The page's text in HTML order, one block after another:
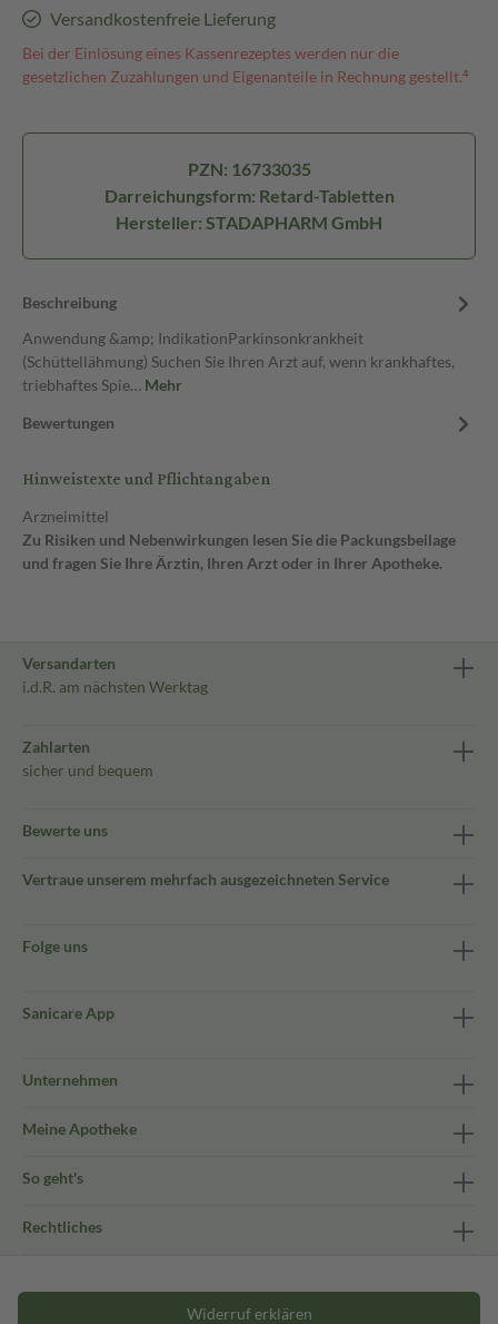
Versandkostenfreie Lieferung
Bei der Einlösung eines Kassenrezeptes werden nur die
gesetzlichen Zuzahlungen und Eigenanteile in Rechnung gestellt.⁴
PZN: 16733035
Darreichungsform: Retard-Tabletten
Hersteller: STADAPHARM GmbH
Beschreibung
Anwendung &amp; IndikationParkinsonkrankheit
(Schüttellähmung) Suchen Sie Ihren Arzt auf, wenn krankhaftes,
triebhaftes Spie… Mehr
Bewertungen
Hinweistexte und Pflichtangaben
Arzneimittel
Zu Risiken und Nebenwirkungen lesen Sie die Packungsbeilage
und fragen Sie Ihre Ärztin, Ihren Arzt oder in Ihrer Apotheke.
Versandarten
i.d.R. am nächsten Werktag
Zahlarten
sicher und bequem
Bewerte uns
Vertraue unserem mehrfach ausgezeichneten Service
Folge uns
Sanicare App
Unternehmen
Meine Apotheke
So geht's
Rechtliches
Widerruf erklären